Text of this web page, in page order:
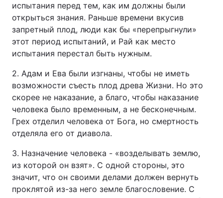
испытания перед тем, как им должны были
открыться знания. Раньше времени вкусив
запретный плод, люди как бы «перепрыгнули»
этот период испытаний, и Рай как место
испытания перестал быть нужным.
2. Адам и Ева были изгнаны, чтобы не иметь
возможности съесть плод древа Жизни. Но это
скорее не наказание, а благо, чтобы наказание
человека было временным, а не бесконечным.
Грех отделил человека от Бога, но смертность
отделяла его от диавола.
3. Назначение человека - «возделывать землю,
из которой он взят». С одной стороны, это
значит, что он своими делами должен вернуть
проклятой из-за него земле благословение. С